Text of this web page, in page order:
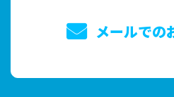
メールでの